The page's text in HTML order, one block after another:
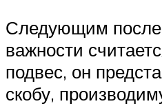
Следующим
важности
подвес, он
скобу,